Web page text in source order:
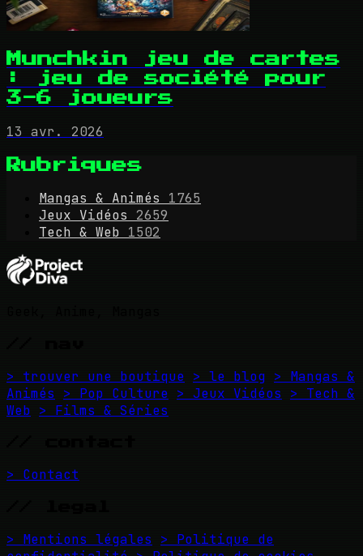
Munchkin jeu de cartes
: jeu de société pour
3-6 joueurs
13 avr. 2026
Rubriques
Mangas & Animés
1765
Jeux Vidéos
2659
Tech & Web 1502
> trouver une boutique > le blog > Mangas &
Animés
> Pop Culture > Jeux Vidéos
> Tech &
Web > Films & Séries
> Contact
> Mentions légales
> Politique de